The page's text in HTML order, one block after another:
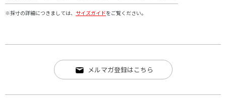
※採寸の詳細につきましては、 サイズガイドをご覧ください。
メルマガ登録はこちら